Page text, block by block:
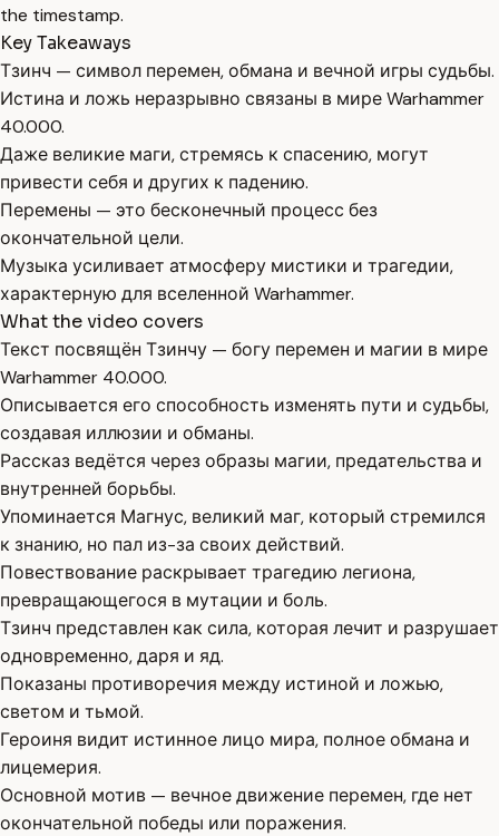
the timestamp.
Key Takeaways
Тзинч — символ перемен, обмана и вечной игры судьбы.
Истина и ложь неразрывно связаны в мире Warhammer
40.000.
Даже великие маги, стремясь к спасению, могут
привести себя и других к падению.
Перемены — это бесконечный процесс без
окончательной цели.
Музыка усиливает атмосферу мистики и трагедии,
характерную для вселенной Warhammer.
What the video covers
Текст посвящён Тзинчу — богу перемен и магии в мире
Warhammer 40.000.
Описывается его способность изменять пути и судьбы,
создавая иллюзии и обманы.
Рассказ ведётся через образы магии, предательства и
внутренней борьбы.
Упоминается Магнус, великий маг, который стремился
к знанию, но пал из-за своих действий.
Повествование раскрывает трагедию легиона,
превращающегося в мутации и боль.
Тзинч представлен как сила, которая лечит и разрушает
одновременно, даря и яд.
Показаны противоречия между истиной и ложью,
светом и тьмой.
Героиня видит истинное лицо мира, полное обмана и
лицемерия.
Основной мотив — вечное движение перемен, где нет
окончательной победы или поражения.